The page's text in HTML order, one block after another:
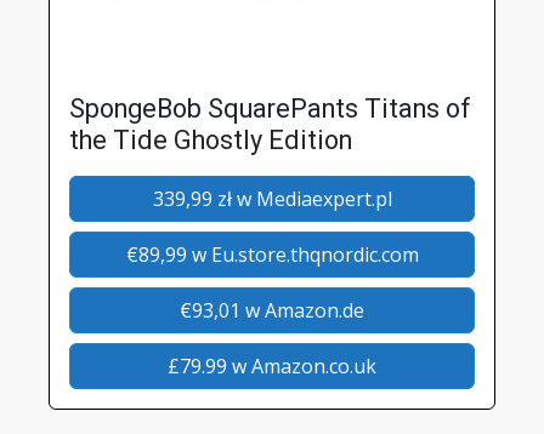
SpongeBob SquarePants Titans of
the Tide Ghostly Edition
339,99 zł w Mediaexpert.pl
€89,99 w Eu.store.thqnordic.com
€93,01 w Amazon.de
£79.99 w Amazon.co.uk